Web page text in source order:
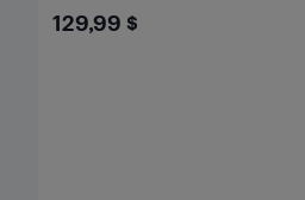
$129.99
129,99 $